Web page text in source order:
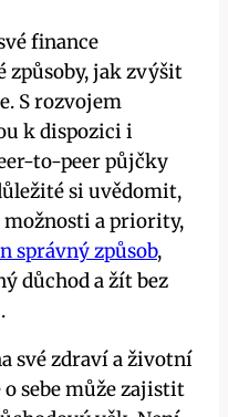
finance
způsoby, jak zvýšit
S rozvojem
k dispozici i
to-peer půjčky
si uvědomit,
a priority,
správný způsob,
důchod a žít bez
své zdraví a životní
sebe může zajistit